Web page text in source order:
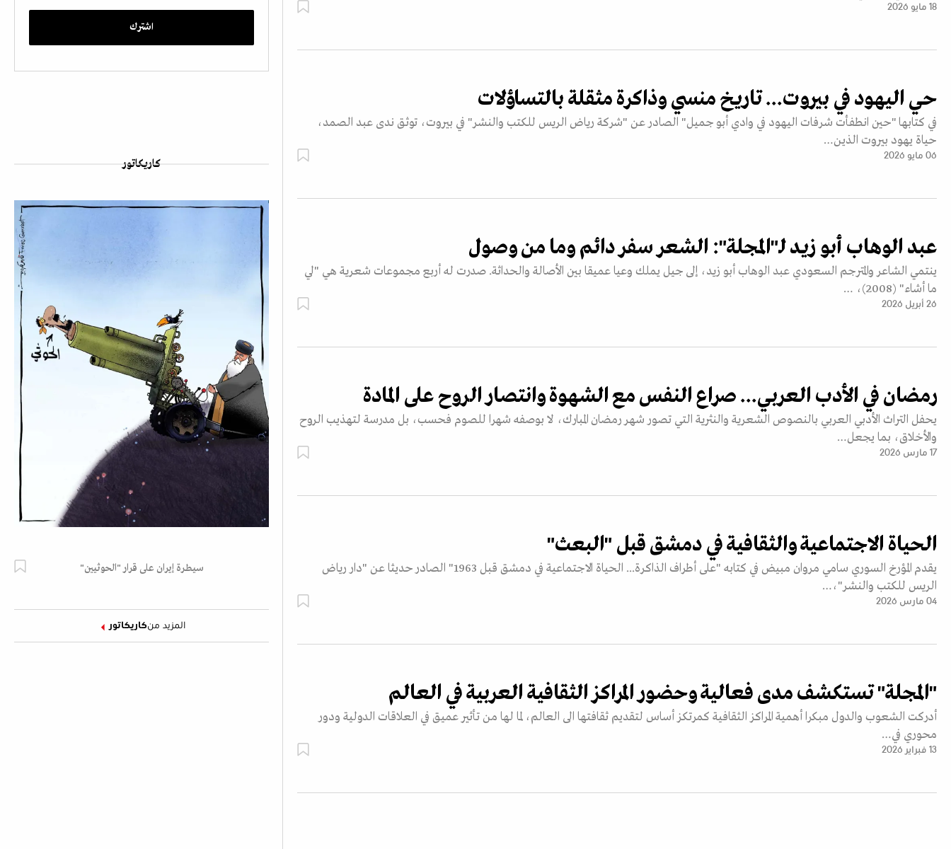
18 مايو 2026
حي اليهود في بيروت... تاريخ منسي وذاكرة مثقلة بالتساؤلات
في كتابها "حين انطفأت شرفات اليهود في وادي أبو جميل" الصادر عن "شركة رياض الريس للكتب والنشر" في بيروت، توثق ندى عبد الصمد،
حياة يهود بيروت الذين…
06 مايو 2026
عبد الوهاب أبو زيد لـ"المجلة": الشعر سفر دائم وما من وصول
ينتمي الشاعر والمترجم السعودي عبد الوهاب أبو زيد، إلى جيل يملك وعيا عميقا بين الأصالة والحداثة. صدرت له أربع مجموعات شعرية هي "لي
ما أشاء" (2008)، …
26 أبريل 2026
رمضان في الأدب العربي... صراع النفس مع الشهوة وانتصار الروح على المادة
يحفل التراث الأدبي العربي بالنصوص الشعرية والنثرية التي تصور شهر رمضان المبارك، لا بوصفه شهرا للصوم فحسب، بل مدرسة لتهذيب الروح
والأخلاق، بما يجعل…
17 مارس 2026
الحياة الاجتماعية والثقافية في دمشق قبل "البعث"
يقدم المؤرخ السوري سامي مروان مبيض في كتابه "على أطراف الذاكرة... الحياة الاجتماعية في دمشق قبل 1963" الصادر حديثا عن "دار رياض
الريس للكتب والنشر"،…
04 مارس 2026
"المجلة" تستكشف مدى فعالية وحضور المراكز الثقافية العربية في العالم
أدركت الشعوب والدول مبكرا أهمية المراكز الثقافية كمرتكز أساس لتقديم ثقافتها الى العالم، لما لها من تأثير عميق في العلاقات الدولية ودور
محوري في…
13 فبراير 2026
كاريكاتور
سيطرة إيران على قرار "الحوثيين"
المزيد منكاريكاتور